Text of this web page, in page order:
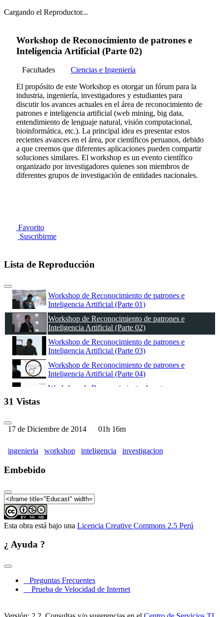
Cargando el Reproductor...
Workshop de Reconocimiento de patrones e
Inteligencia Artificial (Parte 02)
Facultades
Ciencias e Ingeniería
El propósito de este Workshop es otorgar un fórum para la
industria, ingeniería, investigadores y estudiantes para
discutir los avances actuales en el área de reconocimiento de
patrones e inteligencia artificial (web mining, big data,
entendimiento de lenguaje natural, visión computacional,
bioinformática, etc.). La principal idea es presentar estos
recientes avances en el área, por científicos peruanos, debido
a que creemos que diferentes aplicaciones pueden compartir
soluciones similares. El workshop es un evento científico
organizado por investigadores quienes son miembros de
diferentes grupos de investigación de entidades nacionales.
Favorito
Suscribirme
Lista de Reproducción
Workshop de Reconocimiento de patrones e
Inteligencia Artificial (Parte 01)
Workshop de Reconocimiento de patrones e
Inteligencia Artificial (Parte 02)
Workshop de Reconocimiento de patrones e
Inteligencia Artificial (Parte 03)
Workshop de Reconocimiento de patrones e
Inteligencia Artificial (Parte 04)
Workshop de Reconocimiento de patrones e
Workshop de Reconocimiento de patrones e
Workshop de Reconocimiento de patrones e
Workshop de Reconocimiento de patrones e
Workshop de Reconocimiento de patrones e
31 Vistas
17 de Diciembre de 2014 01h 16m
ingenieria workshop inteligencia investigacion
Embebido
Esta obra está bajo una Licencia Creative Commons 2.5 Perú
¿ Ayuda ?
Preguntas Frecuentes
Prueba de Velocidad de Internet